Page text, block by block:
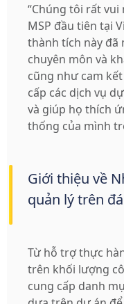
“Chúng tôi rất
MSP đầu tiên tại
thành tích này
chuyên môn và
cũng như cam
cấp các dịch vụ
và giúp họ thích
thống của mình
Giới thiệu về
quản lý trên
Từ hỗ trợ thực
trên khối lượng
cung cấp danh